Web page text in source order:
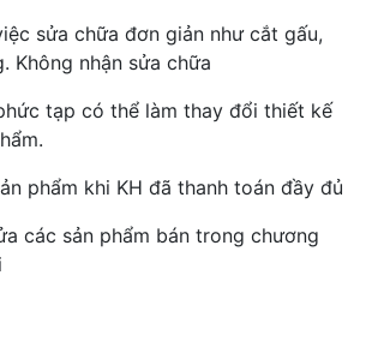
sửa chữa đơn giản như cắt gấu,
Không nhận sửa chữa
tạp có thể làm thay đổi thiết kế
phẩm khi KH đã thanh toán đầy đủ
các sản phẩm bán trong chương